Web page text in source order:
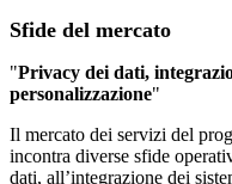
Sfide del mercato
"Privacy dei dati,
personalizzazione"
Il mercato dei servizi del
incontra diverse sfide
dati, all’integrazione dei